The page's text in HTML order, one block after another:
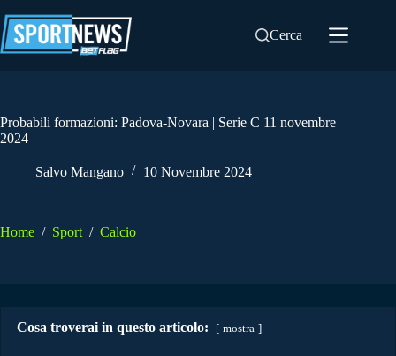
al
contenuto
Cerca
Probabili formazioni: Padova-Novara | Serie C 11 novembre
2024
Salvo Mangano 10 Novembre 2024
Home / Sport / Calcio
Cosa troverai in questo articolo: mostra